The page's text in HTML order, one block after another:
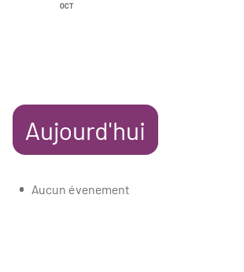
OCT
Aujourd'hui
Aucun évenement